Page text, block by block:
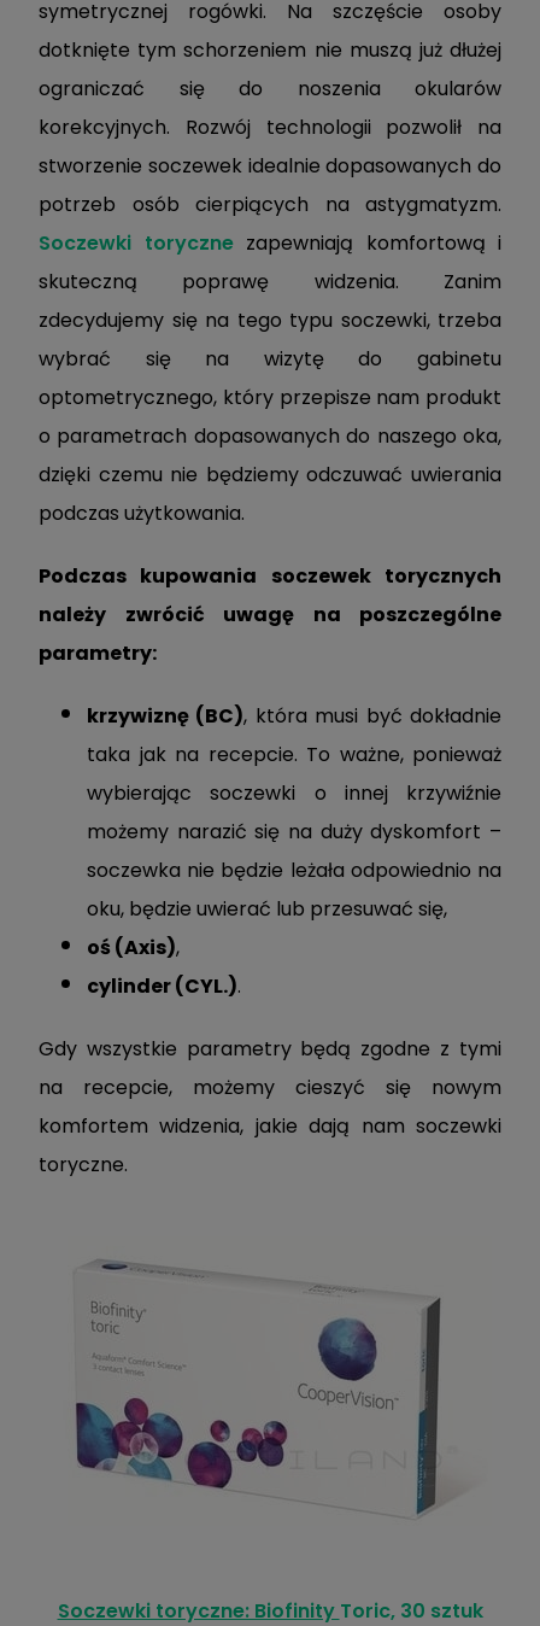
symetrycznej rogówki. Na szczęście osoby
dotknięte tym schorzeniem nie muszą już dłużej
ograniczać się do noszenia okularów
korekcyjnych. Rozwój technologii pozwolił na
stworzenie soczewek idealnie dopasowanych do
potrzeb osób cierpiących na astygmatyzm.
Soczewki torycznezapewniają komfortową i
skuteczną poprawę widzenia. Zanim
zdecydujemy się na tego typu soczewki, trzeba
wybrać się na wizytę do gabinetu
optometrycznego, który przepisze nam produkt
o parametrach dopasowanych do naszego oka,
dzięki czemu nie będziemy odczuwać uwierania
podczas użytkowania.
Podczas kupowania soczewek torycznych
należy zwrócić uwagę na poszczególne
parametry:
krzywiznę (BC), która musi być dokładnie
taka jak na recepcie. To ważne, ponieważ
wybierając soczewki o innej krzywiźnie
możemy narazić się na duży dyskomfort –
soczewka nie będzie leżała odpowiednio na
oku, będzie uwierać lub przesuwać się,
oś (Axis),
cylinder (CYL.).
Gdy wszystkie parametry będą zgodne z tymi
na recepcie, możemy cieszyć się nowym
komfortem widzenia, jakie dają nam soczewki
toryczne.
Soczewki toryczne: Biofinity Toric, 30 sztuk